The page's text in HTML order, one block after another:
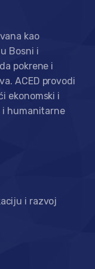
kao
Bosni i
pokrene i
ACED provodi
ekonomski i
i humanitarne
i razvoj